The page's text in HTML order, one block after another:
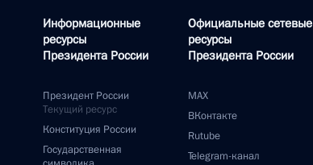
Информационные
ресурсы
Президента России
Президент России
Текущий ресурс
Конституция России
Государственная
Официальные сетевые
ресурсы
Президента России
MAX
ВКонтакте
Rutube
Telegram-канал